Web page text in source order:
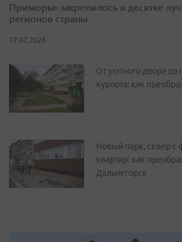
Приморье закрепилось в десятке
регионов страны
17.07.2026
От уютного двора до
курорта: как
Новый парк, сквер с
квартир: как
Дальнегорск